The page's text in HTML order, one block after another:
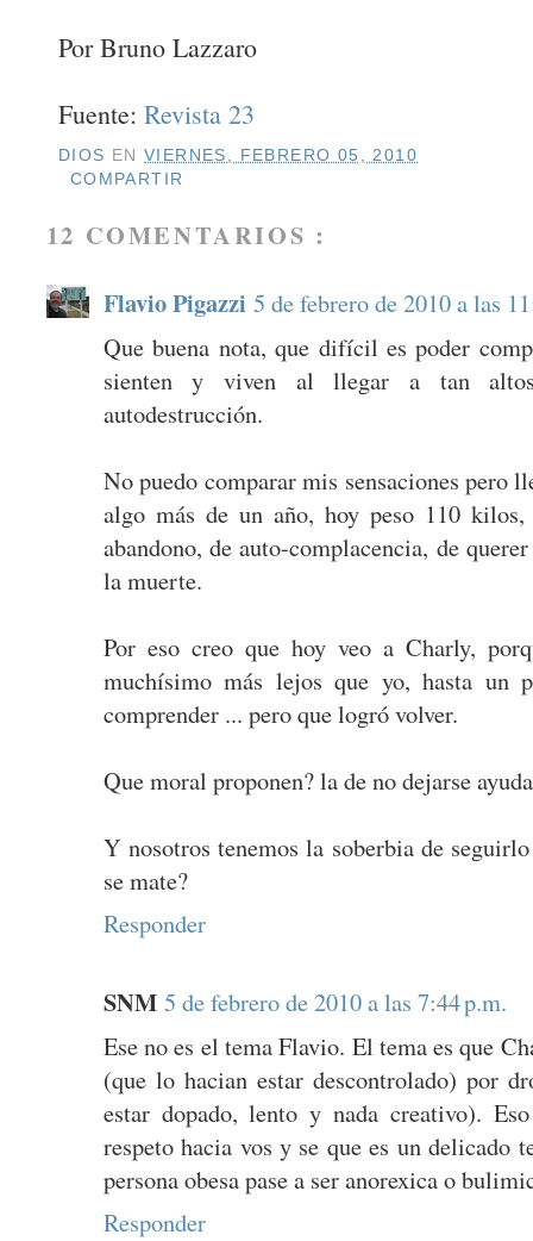
Por Bruno Lazzaro
Fuente: Revista 23
DIOS EN VIERNES, FEBRERO 05, 2010
COMPARTIR
12 COMENTARIOS :
Flavio Pigazzi 5 de febrero de 2010 a las
Que buena nota, que difícil es poder
sienten y viven al llegar a tan
autodestrucción.
No puedo comparar mis sensaciones pero
algo más de un año, hoy peso 110
abandono, de auto-complacencia, de
la muerte.
Por eso creo que hoy veo a Charly,
muchísimo más lejos que yo, hasta un
comprender ... pero que logró volver.
Que moral proponen? la de no dejarse
Y nosotros tenemos la soberbia de
se mate?
Responder
SNM 5 de febrero de 2010 a las 7:44 p.m.
Ese no es el tema Flavio. El tema es que
(que lo hacian estar descontrolado) por
estar dopado, lento y nada creativo).
respeto hacia vos y se que es un delicado
persona obesa pase a ser anorexica o
Responder